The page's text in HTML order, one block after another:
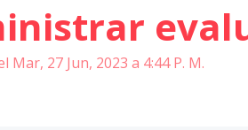
Mar, 27 Jun, 2023 a 4:44 P. M.